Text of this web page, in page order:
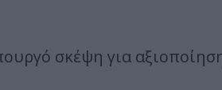
σκέψη για